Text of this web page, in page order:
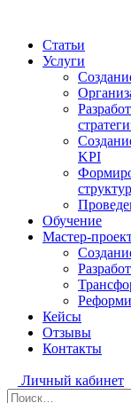
Статьи
Услуги
KPI
Обучение
Мастер-
Кейсы
Отзывы
Контакты
Личный кабинет